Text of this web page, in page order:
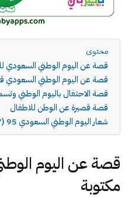
محتوى
قصة عن اليوم الوطني السعودي
قصة عن اليوم الوطني السعودي
قصة الاحتفال باليوم الوطني
قصة قصيرة عن الوطن للاطفال
شعار اليوم الوطني السعودي 95 (1447 هـ)
قصة عن اليوم
مكتوبة